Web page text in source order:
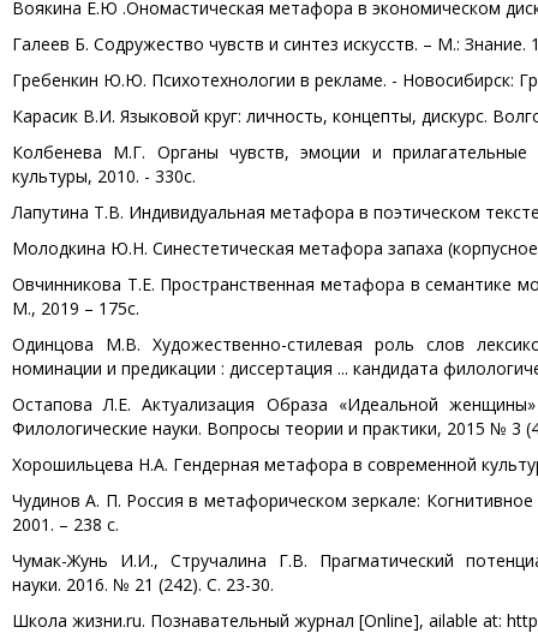
Воякина Е.Ю .Ономастическая метафора в экономическом
Галеев Б. Содружество чувств и синтез искусств. – М.: Знание.
Гребенкин Ю.Ю. Психотехнологии в рекламе. - Новосибирск:
Карасик В.И. Языковой круг: личность, концепты, дискурс.
Колбенева М.Г. Органы чувств, эмоции и прилагательные
культуры, 2010. - 330с.
Лапутина Т.В. Индивидуальная метафора в поэтическом
Молодкина Ю.Н. Синестетическая метафора запаха
Овчинникова Т.Е. Пространственная метафора в семантике
М., 2019 – 175с.
Одинцова М.В. Художественно-стилевая роль слов
номинации и предикации : диссертация ... кандидата
Остапова Л.Е. Актуализация Образа «Идеальной
Филологические науки. Вопросы теории и практики, 2015 № 3
Хорошильцева Н.А. Гендерная метафора в современной
Чудинов А. П. Россия в метафорическом зеркале:
2001. – 238 с.
Чумак-Жунь И.И., Стручалина Г.В. Прагматический
науки. 2016. № 21 (242). С. 23-30.
Школа жизни.ru. Познавательный журнал [Online], ailable at: